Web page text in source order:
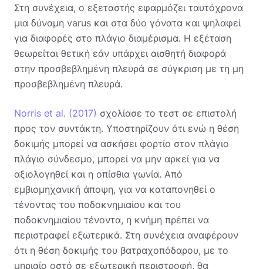
Στη συνέχεια, ο εξεταστής εφαρμόζει ταυτόχρονα
μια δύναμη varus και στα δύο γόνατα και ψηλαφεί
για διαφορές στο πλάγιο διαμέρισμα. Η εξέταση
θεωρείται θετική εάν υπάρχει αισθητή διαφορά
στην προσβεβλημένη πλευρά σε σύγκριση με τη μη
προσβεβλημένη πλευρά.
Norris et al. (2017) σχολίασε το τεστ σε επιστολή
προς τον συντάκτη. Υποστηρίζουν ότι ενώ η θέση
δοκιμής μπορεί να ασκήσει φορτίο στον πλάγιο
πλάγιο σύνδεσμο, μπορεί να μην αρκεί για να
αξιολογηθεί και η οπίσθια γωνία. Από
εμβιομηχανική άποψη, για να καταπονηθεί ο
τένοντας του ποδοκνημιαίου και του
ποδοκνημιαίου τένοντα, η κνήμη πρέπει να
περιστραφεί εξωτερικά. Στη συνέχεια αναφέρουν
ότι η θέση δοκιμής του βατραχοπόδαρου, με το
μηριαίο οστό σε εξωτερική περιστροφή, θα